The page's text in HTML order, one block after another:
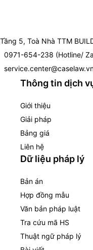
Tầng 5, Toà Nhà TTM
0971-654-238 (Hotline/
Thông tin dịch
Giới thiệu
Giải pháp
Bảng giá
Liên hệ
Dữ liệu pháp lý
Bản án
Hợp đồng mẫu
Văn bản pháp luật
Tra cứu mã HS
Thuật ngữ pháp lý